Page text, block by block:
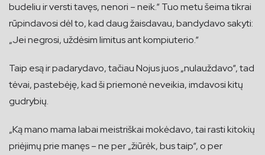
budeliu ir versti tavęs, nenori – neik.“ Tuo metu šeima tikrai
rūpindavosi dėl to, kad daug žaisdavau, bandydavo sakyti:
„Jei negrosi, uždėsim limitus ant kompiuterio.“
Taip esą ir padarydavo, tačiau Nojus juos „nulauždavo“, tad
tėvai, pastebėję, kad ši priemonė neveikia, imdavosi kitų
gudrybių.
„Ką mano mama labai meistriškai mokėdavo, tai rasti kitokių
priėjimų prie manęs – ne per „žiūrėk, bus taip“, o per